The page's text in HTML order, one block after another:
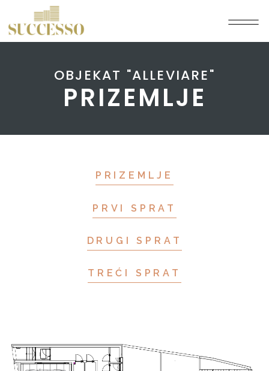
OBJEKAT "ALLEVIARE"
PRIZEMLJE
PRIZEMLJE
PRVI SPRAT
DRUGI SPRAT
TREĆI SPRAT